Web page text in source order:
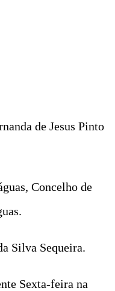
de Jesus Pinto
Concelho de
Silva Sequeira.
Sexta-feira na